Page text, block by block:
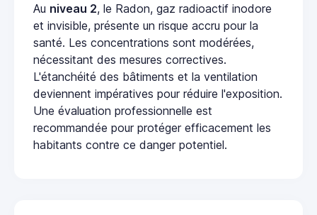
Au niveau 2, le Radon, gaz radioactif inodore
et invisible, présente un risque accru pour la
santé. Les concentrations sont modérées,
nécessitant des mesures correctives.
L'étanchéité des bâtiments et la ventilation
deviennent impératives pour réduire l'exposition.
Une évaluation professionnelle est
recommandée pour protéger efficacement les
habitants contre ce danger potentiel.